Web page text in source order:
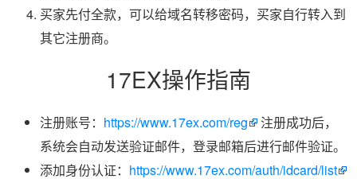
买家先付全款，可以给域名转移密码，买家自行转入到
其它注册商。
17EX操作指南
注册账号： https://www.17ex.com/reg
注册成功后，
系统会自动发送验证邮件，登录邮箱后进行邮件验证。
添加身份认证： https://www.17ex.com/auth/idcard/list